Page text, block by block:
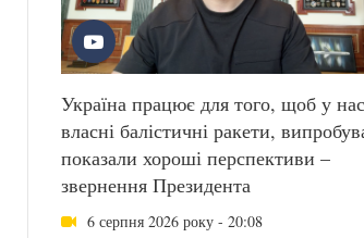
Україна працює для того, щоб у
власні балістичні ракети,
показали хороші перспективи –
звернення Президента
6 серпня 2026 року - 20:08